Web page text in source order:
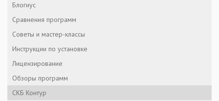
Блогиус
Сравнения программ
Советы и мастер-классы
Инструкции по установке
Лицензирование
Обзоры программ
СКБ Контур